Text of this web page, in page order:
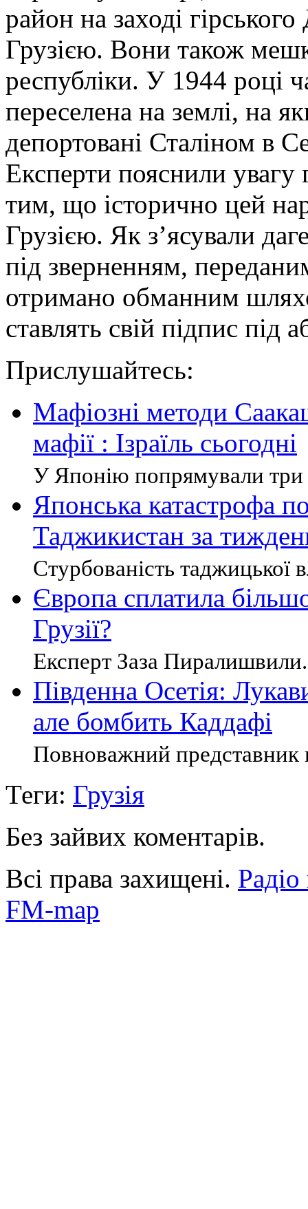
район на заході
Грузією. Вони також
республіки. У 1944 році
переселена на землі, на
депортовані Сталіном в
Експерти пояснили увагу
тим, що історично цей
Грузією. Як з’ясували
під зверненням,
отримано обманним
ставлять свій підпис
Прислушайтесь:
Мафіозні методи
мафії : Ізраїль сьогодні
У Японію попрямували три
Японська катастрофа
Таджикистан за
Стурбованість таджицької
Європа сплатила
Грузії?
Експерт Заза
Південна Осетія:
але бомбить Каддафі
Повноважний представник
Теги: Грузія
Без зайвих коментарів.
Всі права захищені.
FM-map